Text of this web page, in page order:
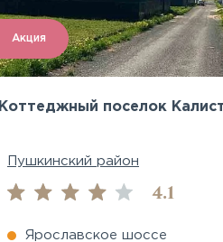
Акция
Коттеджный поселок
Пушкинский район
4.1
Ярославское шоссе